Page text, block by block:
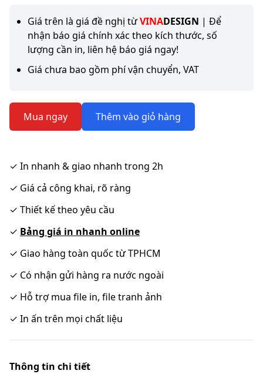
Giá trên là giá đề nghị từVINADESIGN | Để
nhận báo giá chính xác theo kích thước, số
lượng cần in, liên hệ báo giá ngay!
Giá chưa bao gồm phí vận chuyển, VAT
Mua ngay Thêm vào giỏ hàng
✓ In nhanh & giao nhanh trong 2h
✓ Giá cả công khai, rõ ràng
✓ Thiết kế theo yêu cầu
✓ Bảng giá in nhanh online
✓ Giao hàng toàn quốc từ TPHCM
✓ Có nhận gửi hàng ra nước ngoài
✓ Hỗ trợ mua file in, file tranh ảnh
✓ In ấn trên mọi chất liệu
Thông tin chi tiết